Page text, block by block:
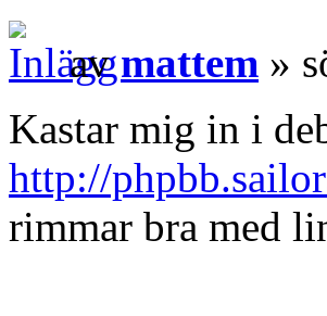
avmattem »
Kastar mig in i
http://
rimmar bra med